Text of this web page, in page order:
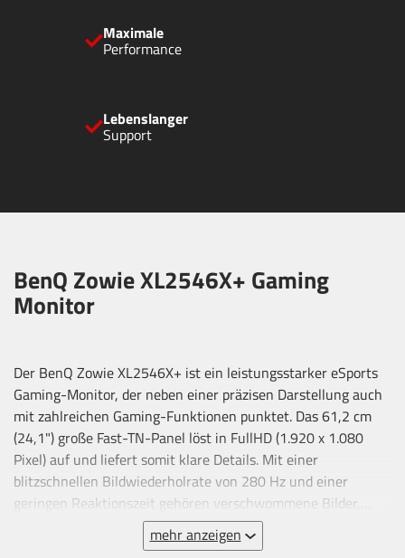
Maximale
Performance
Lebenslanger
Support
BenQ Zowie XL2546X+ Gaming
Monitor
Der BenQ Zowie XL2546X+ ist ein leistungsstarker eSports
Gaming-Monitor, der neben einer präzisen Darstellung auch
mit zahlreichen Gaming-Funktionen punktet. Das 61,2 cm
(24,1") große Fast-TN-Panel löst in FullHD (1.920 x 1.080
Pixel) auf und liefert somit klare Details. Mit einer
blitzschnellen Bildwiederholrate von 280 Hz und einer
geringen Reaktionszeit gehören verschwommene Bilder,
Lags oder Ruckler der Vergangenheit an. Der Zowie
XL2546X+ verbessert mittels DynamicAccuracy 2 (DyAc2)
mehr anzeigen